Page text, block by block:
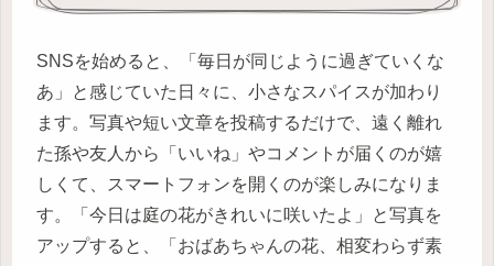
SNSを始めると、「毎日が同じように過ぎていくな
あ」と感じていた日々に、小さなスパイスが加わり
ます。写真や短い文章を投稿するだけで、遠く離れ
た孫や友人から「いいね」やコメントが届くのが嬉
しくて、スマートフォンを開くのが楽しみになりま
す。「今日は庭の花がきれいに咲いたよ」と写真を
アップすると、「おばあちゃんの花、相変わらず素